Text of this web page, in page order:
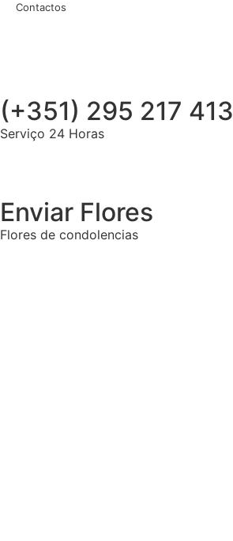
Contactos
(+351) 295 217 413
Serviço 24 Horas
Enviar Flores
Flores de condolencias